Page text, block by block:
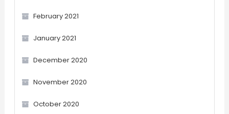
February 2021
January 2021
December 2020
November 2020
October 2020